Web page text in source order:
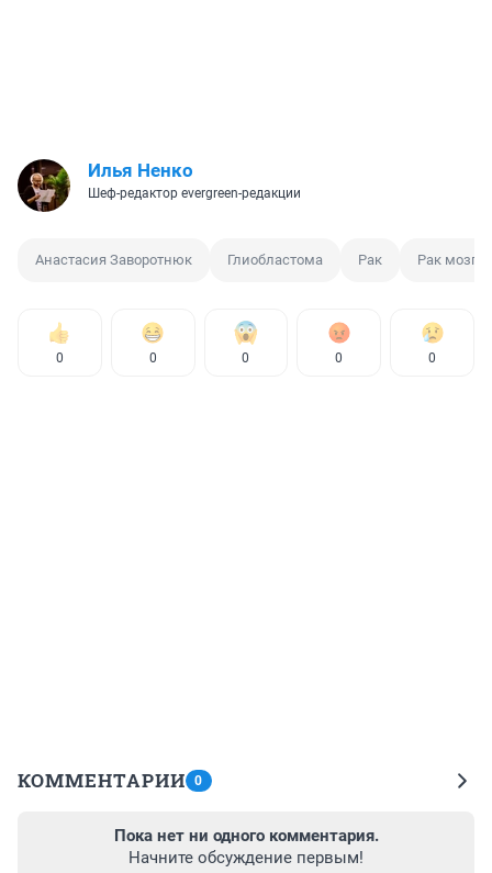
Илья Ненко
Шеф-редактор evergreen-редакции
Анастасия Заворотнюк Глиобластома Рак Рак мозга
0 0 0 0 0
КОММЕНТАРИИ 0
Пока нет ни одного комментария.
Начните обсуждение первым!